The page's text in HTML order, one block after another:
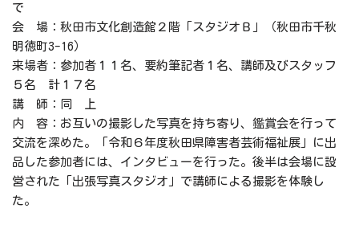
で
会 場：秋田市文化創造館２階「スタジオＢ」（秋田市千秋
明徳町3-16）
来場者：参加者１１名、要約筆記者１名、講師及びスタッフ
５名 計１７名
講 師：同 上
内 容：お互いの撮影した写真を持ち寄り、鑑賞会を行って
交流を深めた。「令和６年度秋田県障害者芸術福祉展」に出
品した参加者には、インタビューを行った。後半は会場に設
営された「出張写真スタジオ」で講師による撮影を体験し
た。